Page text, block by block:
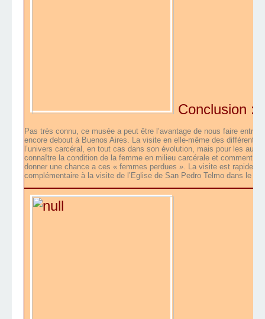
Conclusion :
Pas très connu, ce musée a peut être l’avantage de nous faire
encore debout à Buenos Aires. La visite en elle-même des
l’univers carcéral, en tout cas dans son évolution, mais pour les
connaître la condition de la femme en milieu carcérale et comment
donner une chance a ces « femmes perdues ». La visite est rapide,
complémentaire à la visite de l’Eglise de San Pedro Telmo dans le